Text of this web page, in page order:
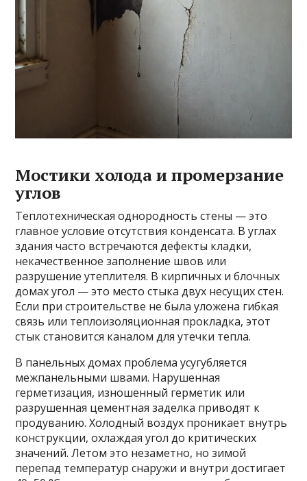
Мостики холода и промерзание
углов
Теплотехническая однородность стены — это
главное условие отсутствия конденсата. В углах
здания часто встречаются дефекты кладки,
некачественное заполнение швов или
разрушение утеплителя. В кирпичных и блочных
домах угол — это место стыка двух несущих стен.
Если при строительстве не была уложена гибкая
связь или теплоизоляционная прокладка, этот
стык становится каналом для утечки тепла.
В панельных домах проблема усугубляется
межпанельными швами. Нарушенная
герметизация, изношенный герметик или
разрушенная цементная заделка приводят к
продуванию. Холодный воздух проникает внутрь
конструкции, охлаждая угол до критических
значений. Летом это незаметно, но зимой
перепад температур снаружи и внутри достигает